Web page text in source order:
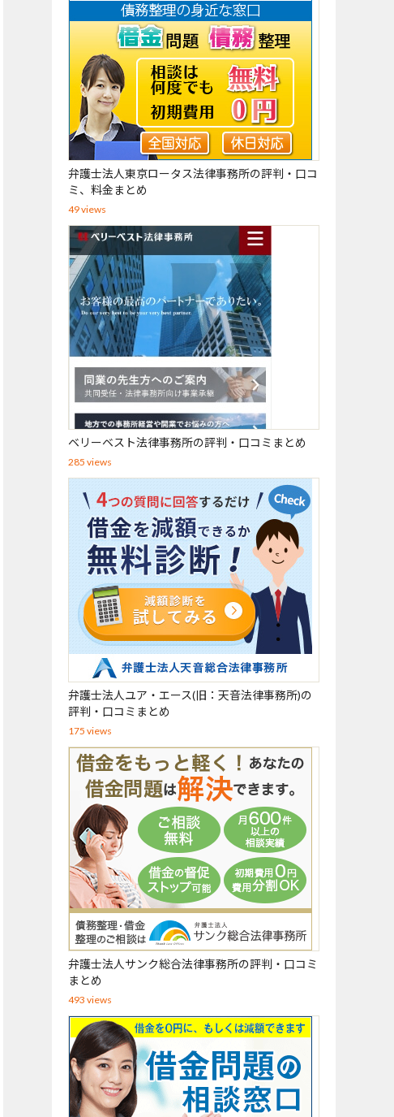
弁護士法人東京ロータス法律事務所の評判・口コ
ミ、料金まとめ
49 views
ベリーベスト法律事務所の評判・口コミまとめ
285 views
弁護士法人ユア・エース(旧：天音法律事務所)の
評判・口コミまとめ
175 views
弁護士法人サンク総合法律事務所の評判・口コミ
まとめ
493 views